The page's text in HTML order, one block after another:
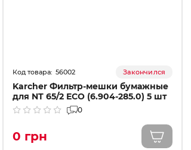
56002 Закончился
Karcher Фильтр-мешки бумажные
для NT 65/2 ECO (6.904-285.0) 5 шт
0
0 грн